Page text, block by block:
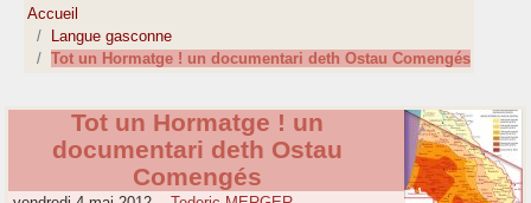
Accueil
Langue gasconne
Tot un Hormatge ! un documentari deth Ostau Comengés
Tot un Hormatge ! un
documentari deth Ostau
Comengés